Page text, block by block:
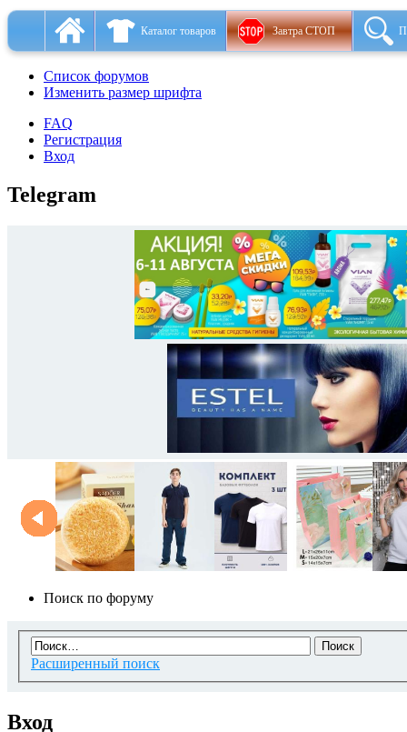
Каталог товаров Завтра СТОП
Список форумов
Изменить размер шрифта
FAQ
Регистрация
Вход
Telegram
Поиск по форуму
Расширенный поиск
Вход